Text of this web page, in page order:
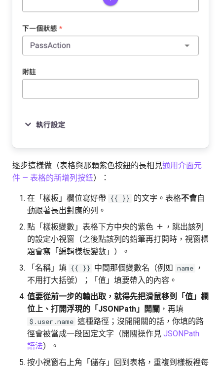
逐步這樣做（表格與那顆紫色按鈕的長相見通用介面元
件 — 表格的新增列按鈕）：
在「樣板」欄位寫好帶 {{ }} 的文字。表格不會自
動跟著長出對應的列。
點「樣板變數」表格下方中央的紫色
，跳出該列
的設定小視窗（之後點該列的鉛筆再打開時，視窗標
題會寫「編輯樣板變數」）。
「名稱」填 {{ }} 中間那個變數名（例如 name ，
不用打大括號）；「值」填要帶入的內容。
值要從前一步的輸出取，就得先把滑鼠移到「值」欄
位上、打開浮現的「JSONPath」開關 ，再填
$.user.name 這種路徑；沒開開關的話，你填的路
徑會被當成一段固定文字（開關操作見 JSONPath
語法）。
按小視窗右上角「儲存」回到表格，重複到樣板裡每